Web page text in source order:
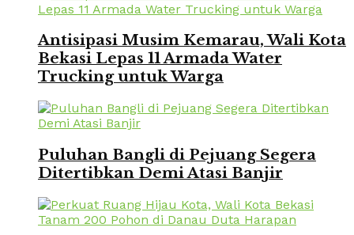
Antisipasi Musim Kemarau, Wali Kota
Bekasi Lepas 11 Armada Water
Trucking untuk Warga
Puluhan Bangli di Pejuang Segera
Ditertibkan Demi Atasi Banjir